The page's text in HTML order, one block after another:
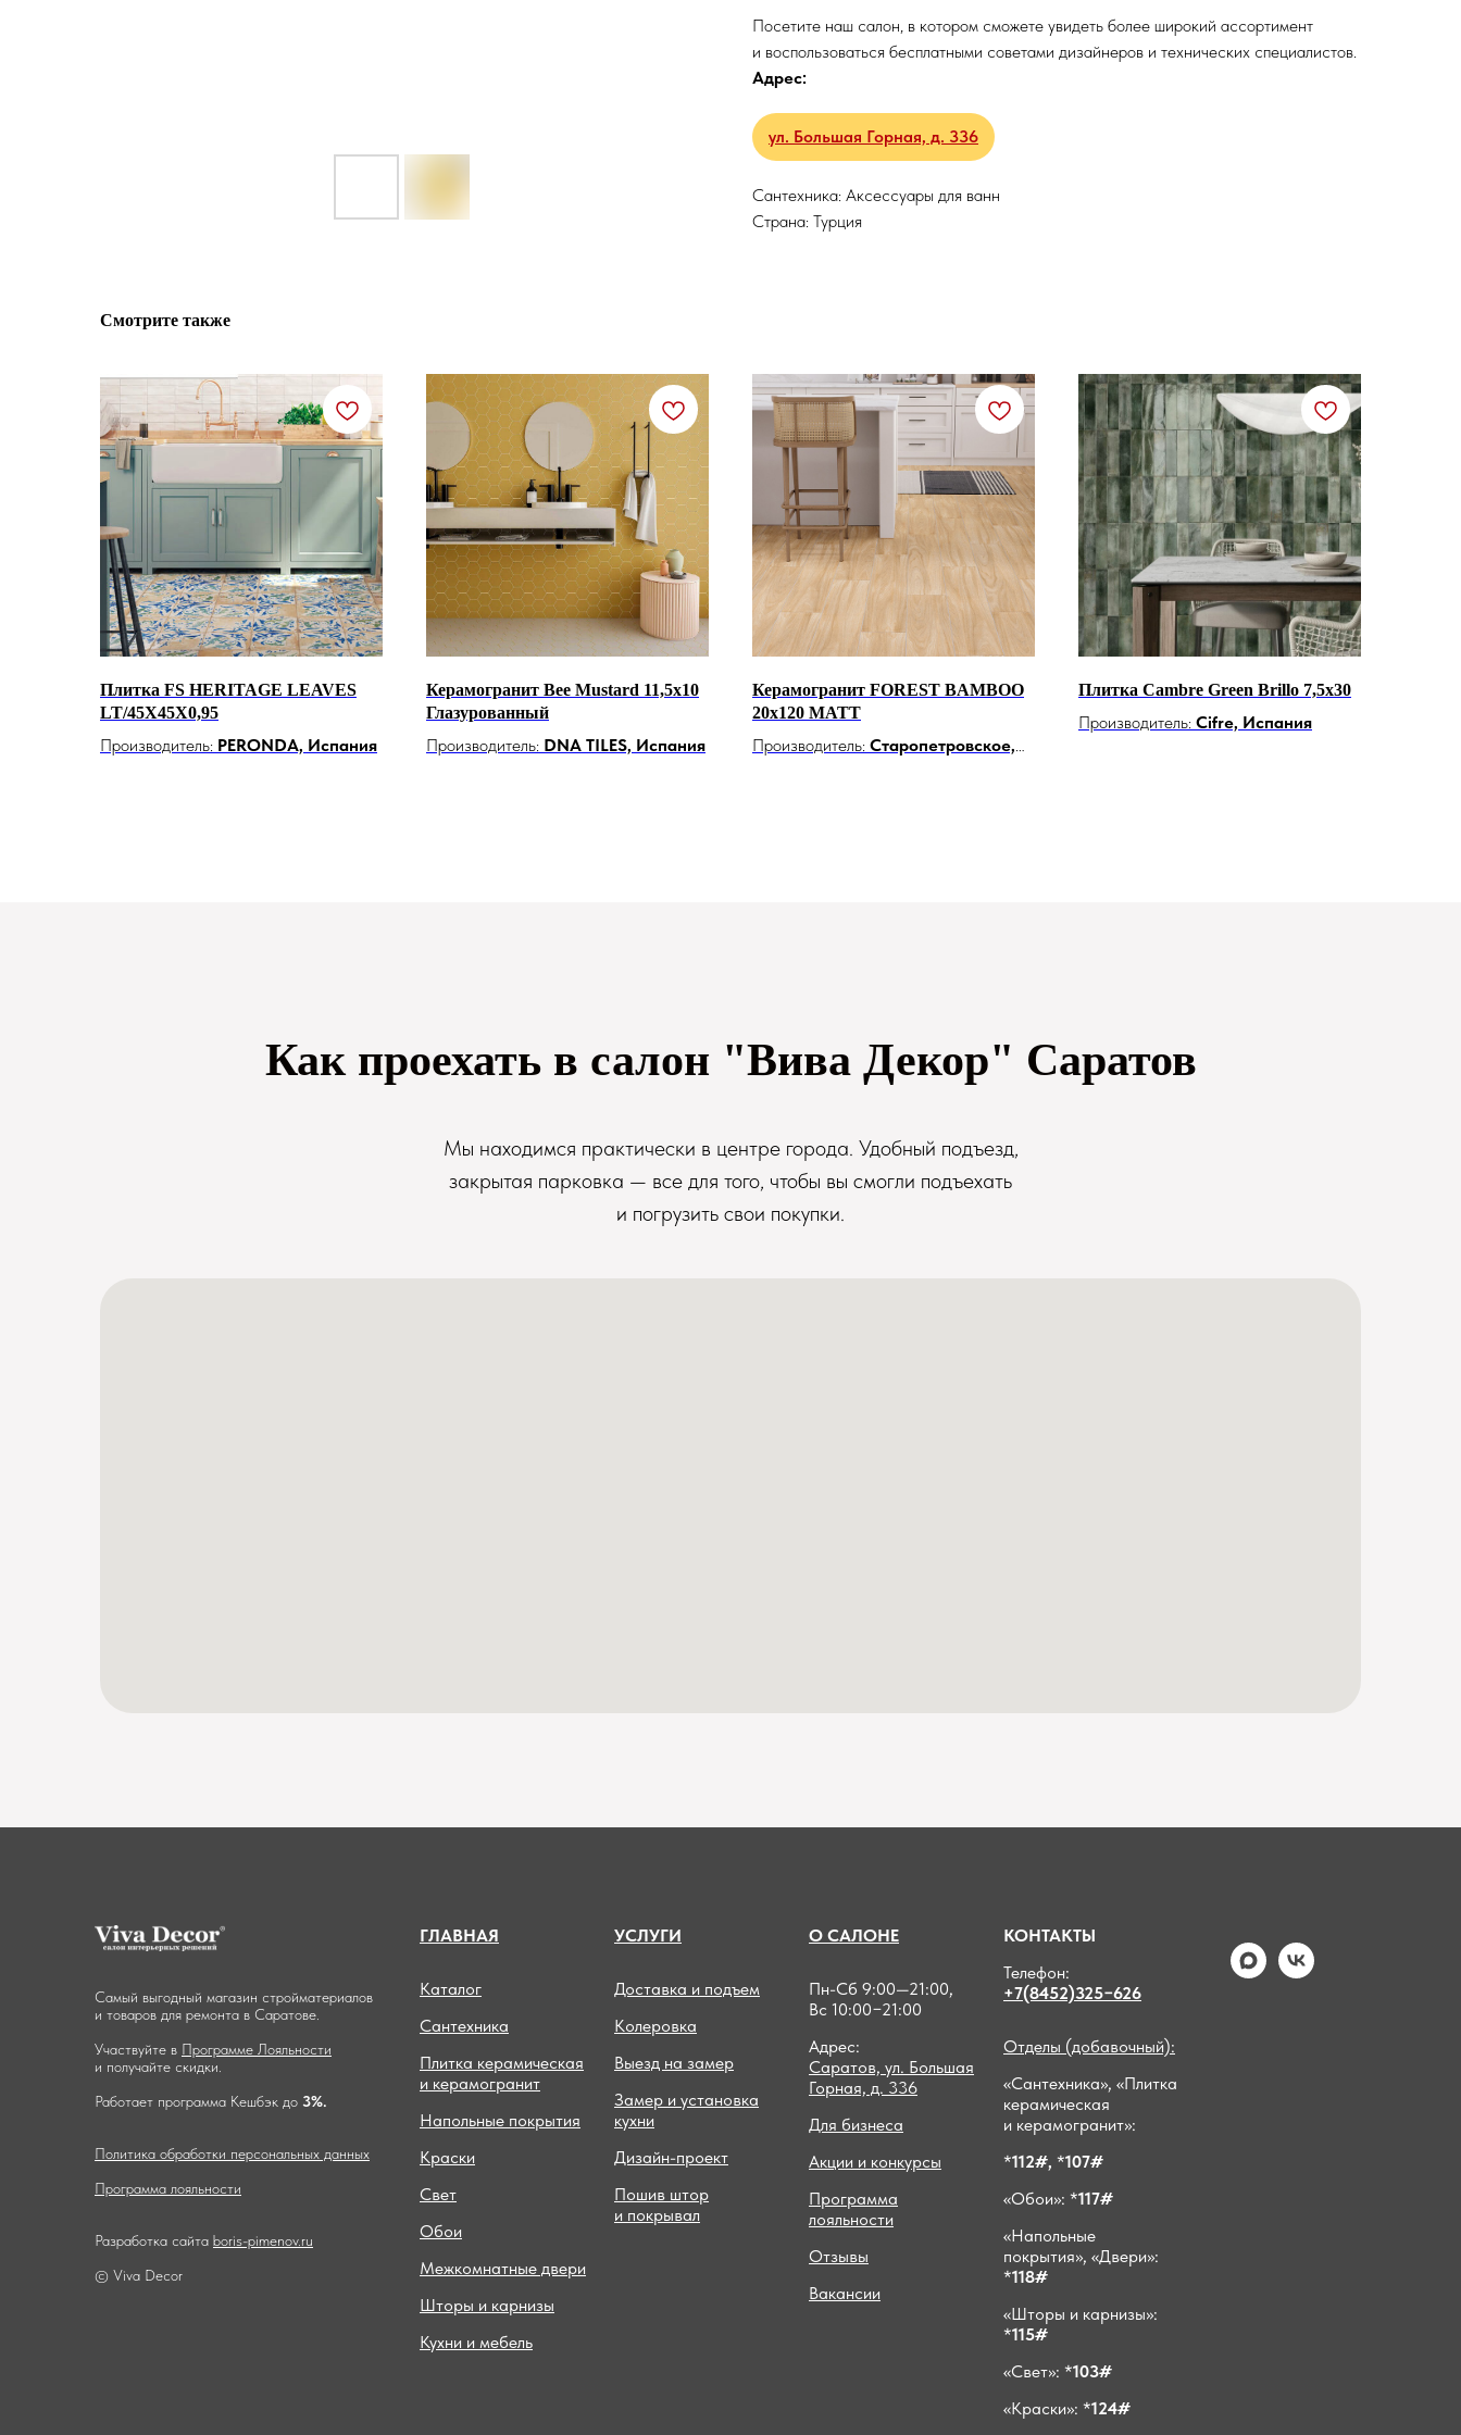
Посетите наш салон, в котором сможете увидеть более широкий ассортимент
и воспользоваться бесплатными советами дизайнеров и технических специалистов.
Адрес:
ул. Большая Горная, д. 336
Сантехника: Аксессуары для ванн
Страна: Турция
Смотрите также
Плитка FS HERITAGE LEAVES
LT/45X45X0,95
Производитель: PERONDA, Испания
Керамогранит Bee Mustard 11,5х10
Глазурованный
Производитель: DNA TILES, Испания
Керамогранит FOREST BAMBOO
20x120 MATT
Производитель: Старопетровское,
Плитка Cambre Green Brillo 7,5x30
Производитель: Cifre, Испания
Как проехать в салон "Вива Декор" Саратов
Мы находимся практически в центре города. Удобный подъезд,
закрытая парковка — все для того, чтобы вы смогли подъехать
и погрузить свои покупки.
Самый выгодный магазин стройматериалов
и товаров для ремонта в Саратове.
Участвуйте в Программе Лояльности
и получайте скидки.
Работает программа Кешбэк до 3%.
Политика обработки персональных данных
Программа лояльности
Разработка сайта boris-pimenov.ru
© Viva Decor
ГЛАВНАЯ
Каталог
Сантехника
Плитка керамическая
и керамогранит
Напольные покрытия
Краски
Свет
Обои
Межкомнатные двери
Шторы и карнизы
Кухни и мебель
УСЛУГИ
Доставка и подъем
Колеровка
Выезд на замер
Замер и установка
кухни
Дизайн-проект
Пошив штор
и покрывал
О САЛОНЕ
Пн-Сб 9:00—21:00,
Вс 10:00−21:00
Адрес:
Саратов, ул. Большая
Горная, д. 336
Для бизнеса
Акции и конкурсы
Программа
лояльности
Отзывы
Вакансии
КОНТАКТЫ
Телефон:
+7(8452)325−626
Отделы (добавочный):
«Сантехника», «Плитка
керамическая
и керамогранит»:
*112#, *107#
«Обои»: *117#
«Напольные
покрытия», «Двери»:
*118#
«Шторы и карнизы»:
*115#
«Свет»: *103#
«Краски»: *124#